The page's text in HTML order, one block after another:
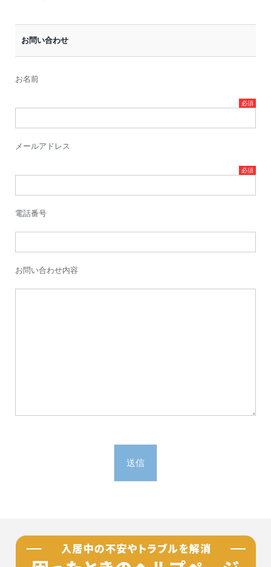
お問い合わせ
お名前
メールアドレス
電話番号
お問い合わせ内容